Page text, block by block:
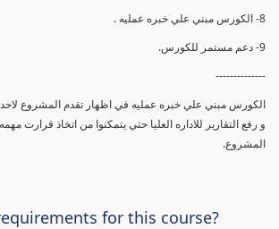
8- الكورس مبني علي خبره عمليه .
9- دعم مستمر للكورس.
--------------
الكورس مبني علي خبره عمليه في اظهار تقدم المشروع لاحد
و رفع التقارير للاداره العليا حتي يتمكنوا من اتخاذ قرارت
المشروع.
for this course?